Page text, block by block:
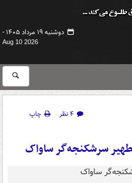
دوشنبه ۱۹ مرداد ۱۴۰۵ -
Aug 10 2026
۴ نظر
چاپ
سرشکنجه‌گر ساواک